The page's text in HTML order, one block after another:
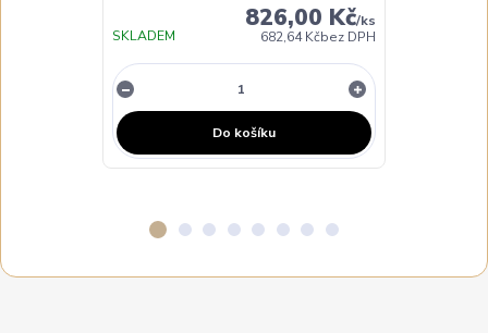
826,00 Kč/ks
682,64 Kčbez DPH
SKLADEM
Do košíku